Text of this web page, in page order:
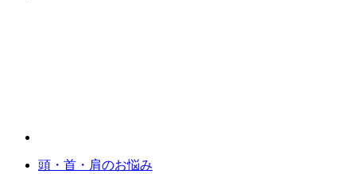
頭・首・肩のお悩み